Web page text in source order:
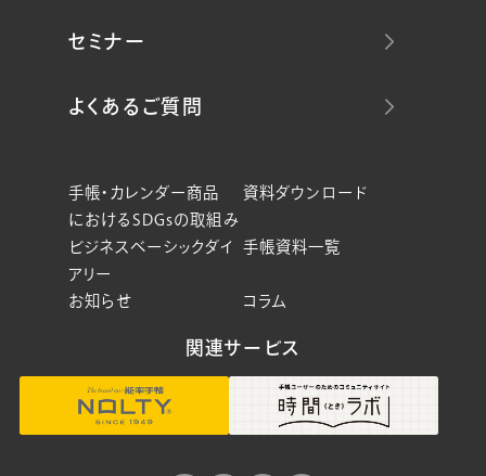
セミナー
よくあるご質問
手帳・カレンダー商品
におけるSDGsの取組み
資料ダウンロード
ビジネスベーシックダイ
アリー
手帳資料一覧
お知らせ コラム
関連サービス